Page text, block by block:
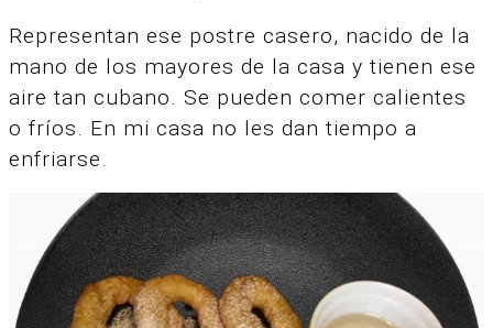
Representan ese postre casero, nacido de la
mano de los mayores de la casa y tienen ese
aire tan cubano. Se pueden comer calientes
o fríos. En mi casa no les dan tiempo a
enfriarse.